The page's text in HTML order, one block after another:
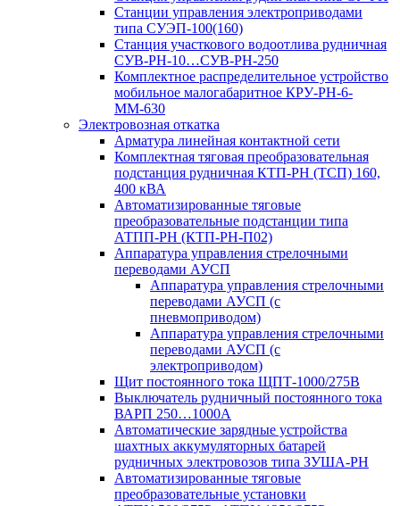
Станции управления электроприводами
типа СУЭП-100(160)
Станция участкового водоотлива рудничная
СУВ-РН-10…СУВ-РН-250
Комплектное распределительное устройство
мобильное малогабаритное КРУ-РН-6-
ММ-630
Электровозная откатка
Арматура линейная контактной сети
Комплектная тяговая преобразовательная
подстанция рудничная КТП-РН (ТСП) 160,
400 кВА
Автоматизированные тяговые
преобразовательные подстанции типа
АТПП-РН (КТП-РН-П02)
Аппаратура управления стрелочными
переводами АУСП
Аппаратура управления стрелочными
переводами АУСП (с
пневмоприводом)
Аппаратура управления стрелочными
переводами АУСП (с
электроприводом)
Щит постоянного тока ЩПТ-1000/275В
Выключатель рудничный постоянного тока
ВАРП 250…1000А
Автоматические зарядные устройства
шахтных аккумуляторных батарей
рудничных электровозов типа ЗУША-РН
Автоматизированные тяговые
преобразовательные установки